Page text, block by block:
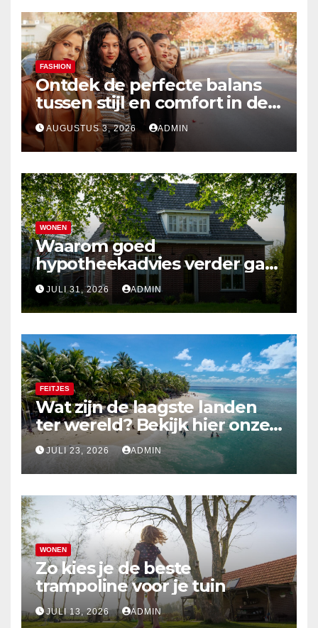
FASHION
Ontdek de perfecte balans
tussen stijl en comfort in de
nieuwste damesmode
AUGUSTUS 3, 2026 ADMIN
WONEN
Waarom goed
hypotheekadvies verder gaat
dan alleen cijfers
JULI 31, 2026 ADMIN
FEITJES
Wat zijn de laagste landen
ter wereld? Bekijk hier onze
top 10
JULI 23, 2026 ADMIN
WONEN
Zo kies je de beste
trampoline voor je tuin
JULI 13, 2026 ADMIN